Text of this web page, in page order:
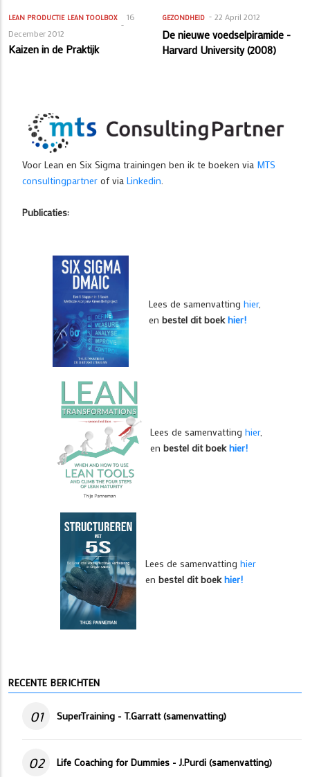
LEAN PRODUCTIE LEAN TOOLBOX
16
December 2012
Kaizen in de Praktijk
GEZONDHEID 22 April 2012
De nieuwe voedselpiramide -
Harvard University (2008)
Voor Lean en Six Sigma trainingen ben ik te boeken via MTS
consultingpartner of via Linkedin.
Publicaties:
Lees de samenvatting hier,
en bestel dit boekhier!
Lees de samenvatting hier,
en bestel dit boekhier!
Lees de samenvatting hier
en bestel dit boekhier!
RECENTE BERICHTEN
01 SuperTraining - T.Garratt (samenvatting)
02 Life Coaching for Dummies - J.Purdi (samenvatting)